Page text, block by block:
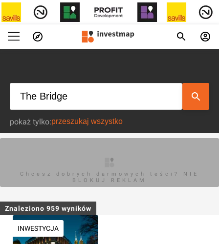
pokaż tylko:
Chcesz dobrych darmowych teści? NIE
BLOKUJ REKLAM
Znaleziono 959 wyników
INWESTYCJA